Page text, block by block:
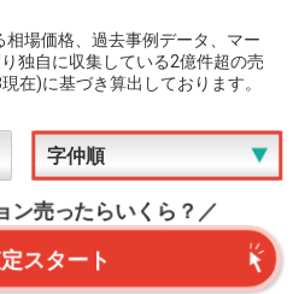
場価格、過去事例データ、マー
独自に収集している2億件超の売
在)に基づき算出しております。
ン売ったらいくら？／
スタート